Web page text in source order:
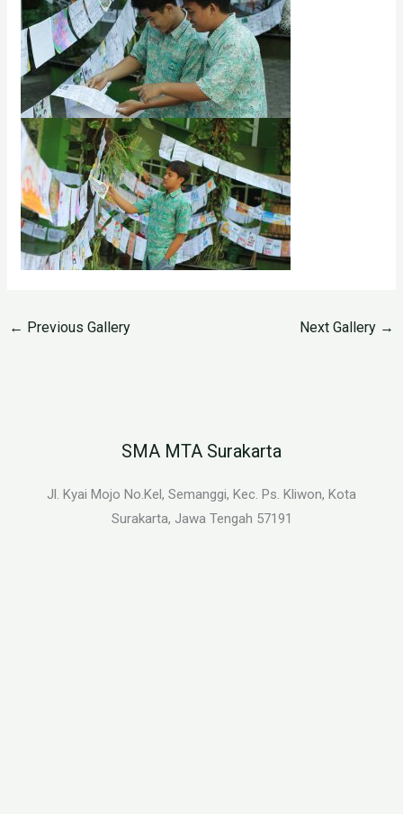
← Previous Gallery Next Gallery →
SMA MTA Surakarta
Jl. Kyai Mojo No.Kel, Semanggi, Kec. Ps. Kliwon, Kota
Surakarta, Jawa Tengah 57191